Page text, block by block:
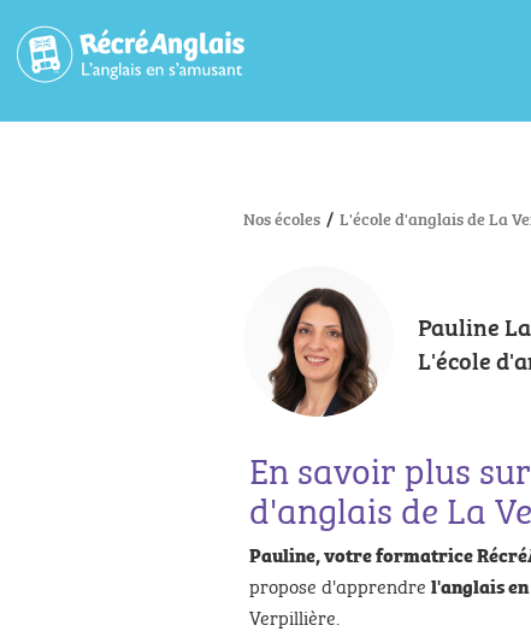
Nos écoles / L'école d'anglais de La
Pauline
L'école
En savoir plus
d'anglais de La
Pauline, votre formatrice
propose d'apprendre l'anglais
Verpillière.